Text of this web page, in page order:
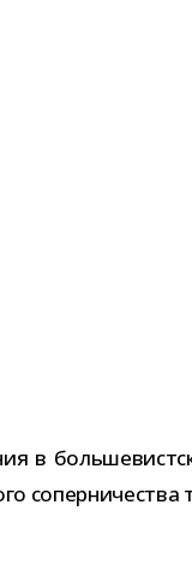
в
сопер­ни­че­ства